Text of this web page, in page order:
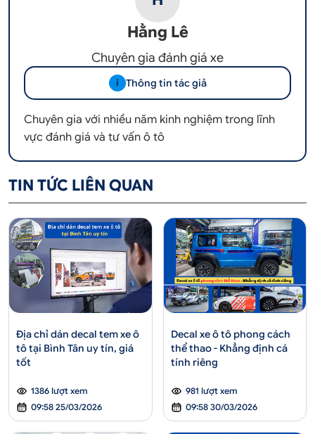
Hằng Lê
Chuyên gia đánh giá xe
i Thông tin tác giả
Chuyên gia với nhiều năm kinh nghiệm trong lĩnh
vực đánh giá và tư vấn ô tô
TIN TỨC LIÊN QUAN
Địa chỉ dán decal tem xe ô
tô tại Bình Tân uy tín, giá
tốt
1386 lượt xem
09:58 25/03/2026
Decal xe ô tô phong cách
thể thao - Khẳng định cá
tính riêng
981 lượt xem
09:58 30/03/2026